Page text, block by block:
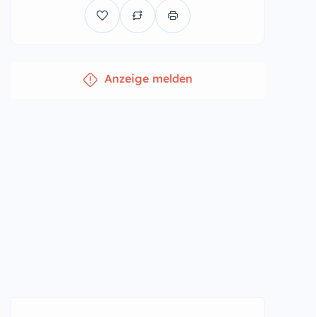
Anzeige melden